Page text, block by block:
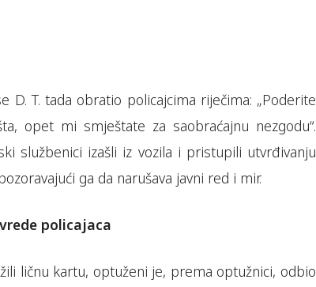
D. T. tada obratio policajcima riječima: „Poderite
opet mi smještate za saobraćajnu nezgodu“.
službenici izašli iz vozila i pristupili utvrđivanju
ga da narušava javni red i mir.
policajaca
ličnu kartu, optuženi je, prema optužnici, odbio